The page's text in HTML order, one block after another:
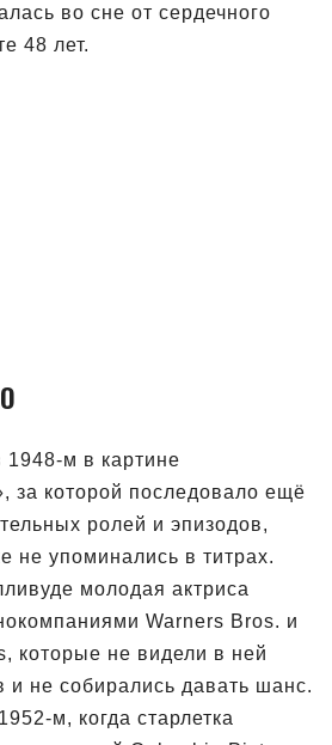
во сне от сердечного
48 лет.
1948-м в картине
за которой последовало ещё
ролей и эпизодов,
не упоминались в титрах.
молодая актриса
Warners Bros. и
которые не видели в ней
и не собирались давать шанс.
м, когда старлетка